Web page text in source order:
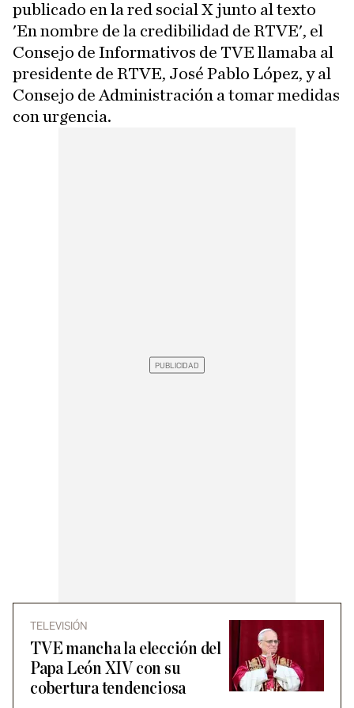
publicado en la red social X junto al texto
'En nombre de la credibilidad de RTVE', el
Consejo de Informativos de TVE llamaba al
presidente de RTVE, José Pablo López, y al
Consejo de Administración a tomar medidas
con urgencia.
TELEVISIÓN
TVE mancha la elección del
Papa León XIV con su
cobertura tendenciosa